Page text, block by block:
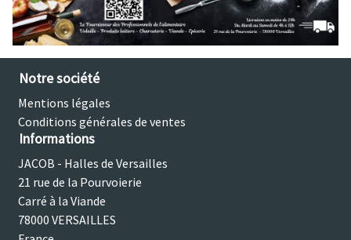
Notre société
Mentions légales
Conditions générales de ventes
Informations
JACOB - Halles de Versailles
21 rue de la Pourvoierie
Carré à la Viande
78000 VERSAILLES